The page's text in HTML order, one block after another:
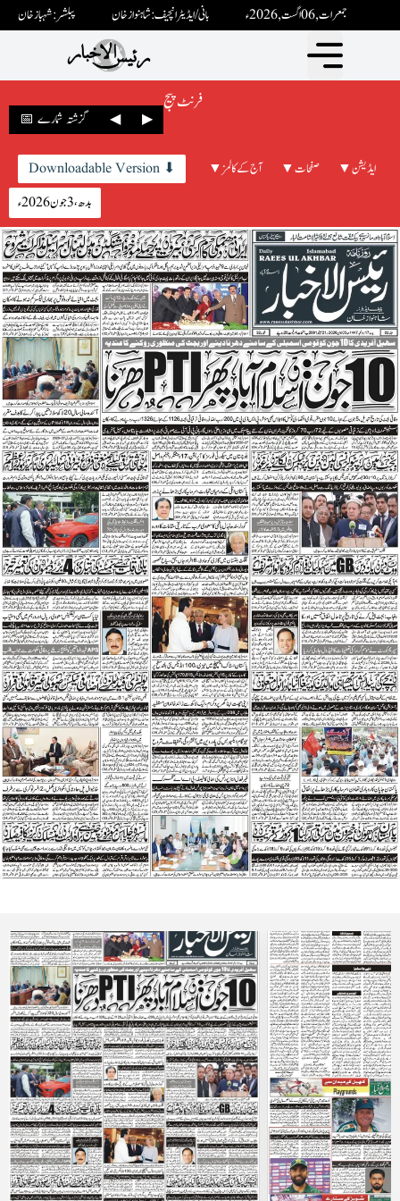
پبلشر: شہباز خان بانی / ایڈیٹرانچیف : شاہنواز خان جمعرات ,06 اگست ,2026ء
📅 گزشتہ شمارے ◀ ▶
فرنٹ پیج
Downloadable Version ⬇ ▼ آج کے کالمز ▼ صفحات
▼ ایڈیشن
بدھ، 3 جون 2026ء